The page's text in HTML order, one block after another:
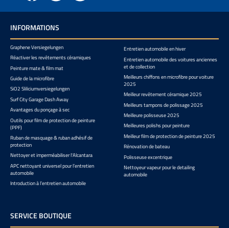
INFORMATIONS
Graphene Versiegelungen
Réactiver les revêtements céramiques
Peinture mate & film mat
Guide de la microfibre
SiO2 Sliliciumversiegelungen
Surf City Garage Dash Away
Avantages du ponçage à sec
Outils pour film de protection de peinture
(PPF)
Ruban de masquage & ruban adhésif de
protection
Nettoyer et imperméabiliser l'Alcantara
APC nettoyant universel pour l’entretien
automobile
Introduction à l’entretien automobile
Entretien automobile en hiver
Entretien automobile des voitures anciennes
et de collection
Meilleurs chiffons en microfibre pour voiture
2025
Meilleur revêtement céramique 2025
Meilleurs tampons de polissage 2025
Meilleure polisseuse 2025
Meilleures polishs pour peinture
Meilleur film de protection de peinture 2025
Rénovation de bateau
Polisseuse excentrique
Nettoyeur vapeur pour le detailing
automobile
SERVICE BOUTIQUE